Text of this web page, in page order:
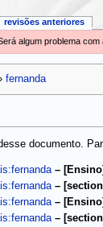
algum problema
fernanda
documento.
– [Ensino]
–
– [Ensino]
–
revisões anteriores